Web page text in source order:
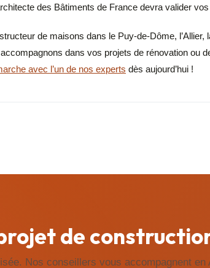
des Bâtiments de France devra valider
de maisons dans le Puy-de-Dôme, l’Allier,
dans vos projets de rénovation ou
avec l’un de nos experts dès aujourd’hui !
de
Nos conseillers vous accompagnent en